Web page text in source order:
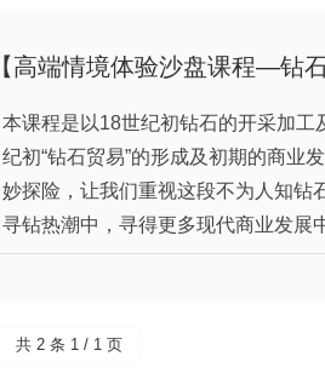
高端情境体验沙盘课程—钻石
本课程是以18世纪初钻石的开采加
纪初“钻石贸易”的形成及初期的商业
妙探险，让我们重视这段不为人知钻
寻钻热潮中，寻得更多现代商业发展
共 2 条 1 / 1 页